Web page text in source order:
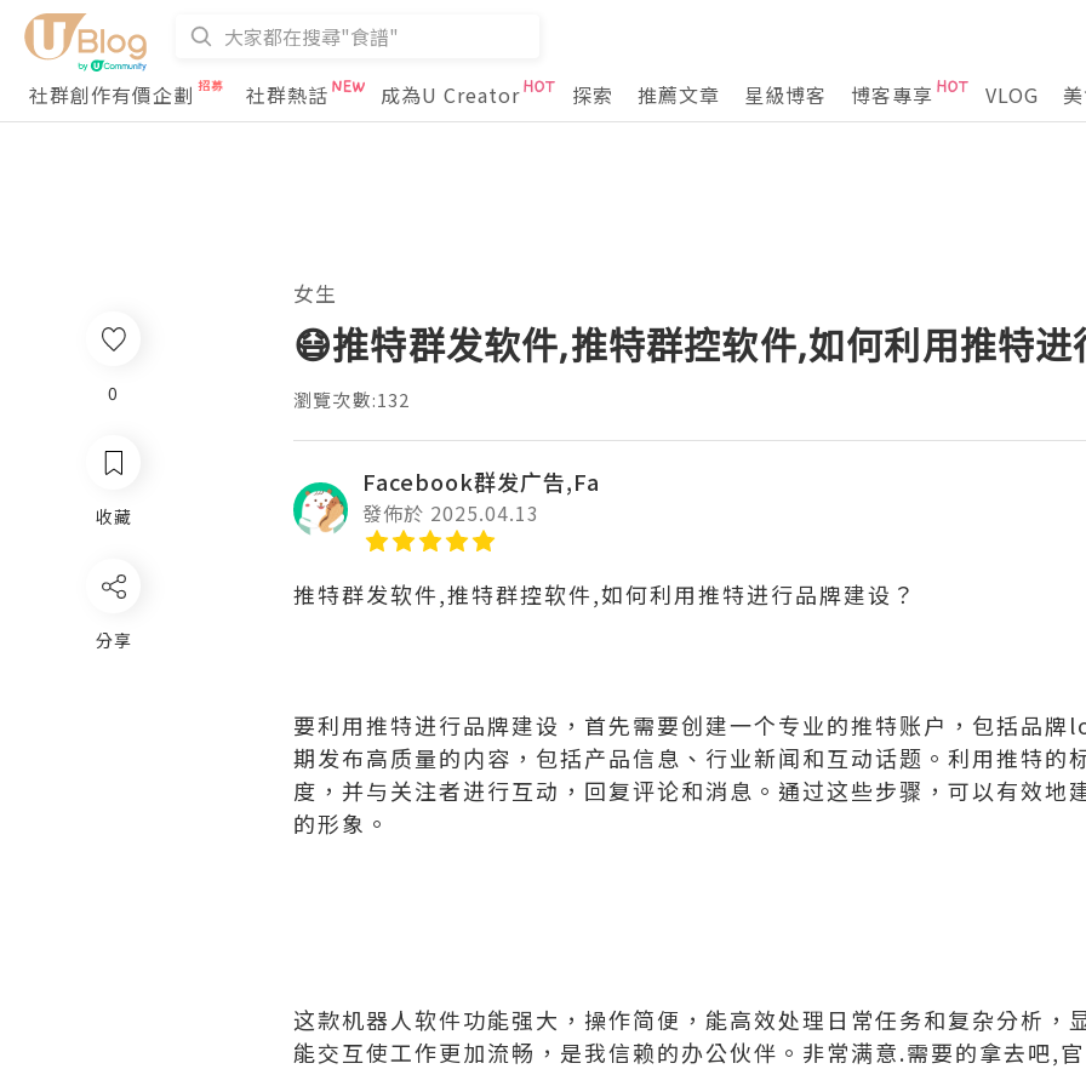
社群創作有價企劃 社群熱話 成為U Creator 探索 推薦文章 星級博客 博客專享 VLOG
女生
😷推特群发软件,推特群控软件,如何利用推特
瀏覽次數:132
Facebook群发广告,Fa
發佈於 2025.04.13
推特群发软件,推特群控软件,如何利用推特进行品牌建设？
要利用推特进行品牌建设，首先需要创建一个专业的推特账户，包括品
期发布高质量的内容，包括产品信息、行业新闻和互动话题。利用推特的
度，并与关注者进行互动，回复评论和消息。通过这些步骤，可以有效地
的形象。
这款机器人软件功能强大，操作简便，能高效处理日常任务和复杂分析，
能交互使工作更加流畅，是我信赖的办公伙伴。非常满意.需要的拿去吧,
0
收藏
分享